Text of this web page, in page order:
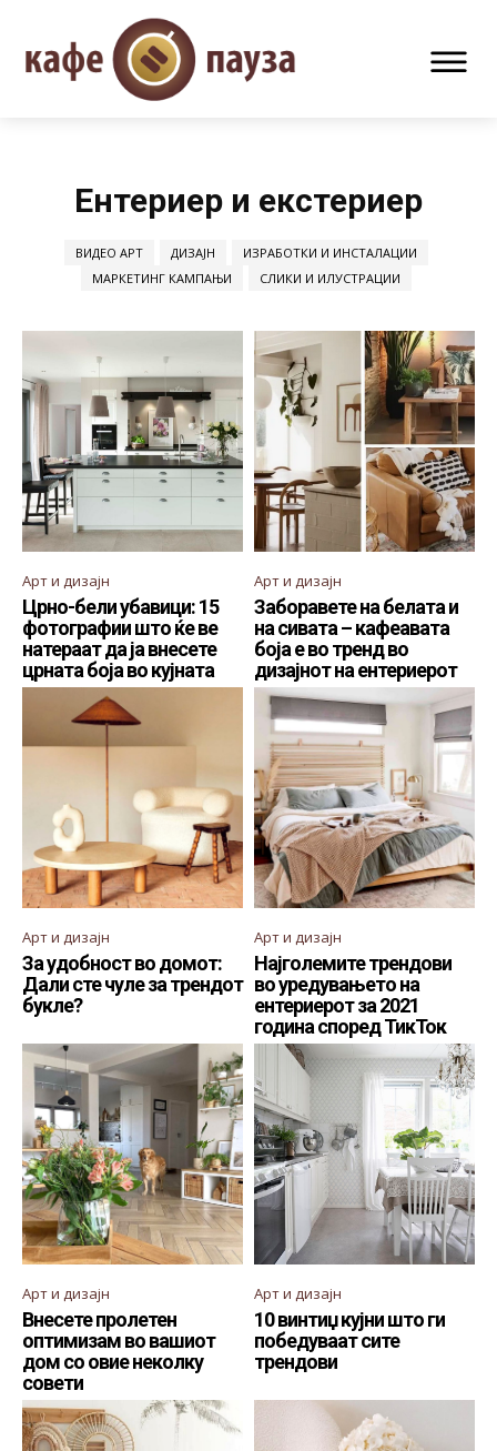
Ентериер и екстериер
ВИДЕО АРТ ДИЗАЈН
ИЗРАБОТКИ И ИНСТАЛАЦИИ
МАРКЕТИНГ КАМПАЊИ
СЛИКИ И ИЛУСТРАЦИИ
Арт и дизајн
Црно-бели убавици: 15
фотографии што ќе ве
натераат да ја внесете
црната боја во кујната
Арт и дизајн
Заборавете на белата и
на сивата – кафеавата
боја е во тренд во
дизајнот на ентериерот
Арт и дизајн
За удобност во домот:
Дали сте чуле за трендот
букле?
Арт и дизајн
Најголемите трендови
во уредувањето на
ентериерот за 2021
година според ТикТок
Арт и дизајн
Внесете пролетен
оптимизам во вашиот
дом со овие неколку
совети
Арт и дизајн
10 винтиџ кујни што ги
победуваат сите
трендови